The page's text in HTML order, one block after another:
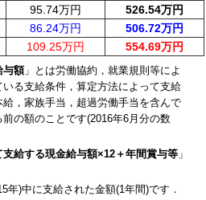
95.74万円
526.54万円
86.24万円
506.72万円
109.25万円 554.69万円
与額」とは労働協約，就業規則等によ
る支給条件，算定方法によって支給
，家族手当，超過労働手当を含んで
の額のことです(2016年6月分の数
支給する現金給与額×12＋年間賞与等 」
年)中に支給された金額(1年間)です．